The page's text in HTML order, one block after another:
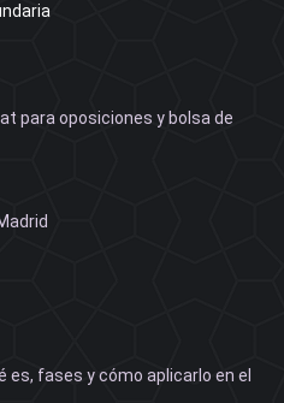
para oposiciones y bolsa de
es, fases y cómo aplicarlo en el